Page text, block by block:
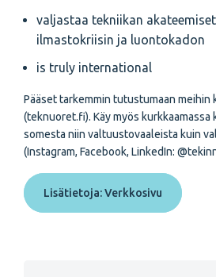
valjastaa tekniikan
ilmastokriisin ja luontokadon
is truly international
Pääset tarkemmin tutustumaan meihin
(teknuoret.fi). Käy myös kurkkaamassa
somesta niin valtuustovaaleista kuin
(Instagram, Facebook, LinkedIn:
Lisätietoja: Verkkosivu